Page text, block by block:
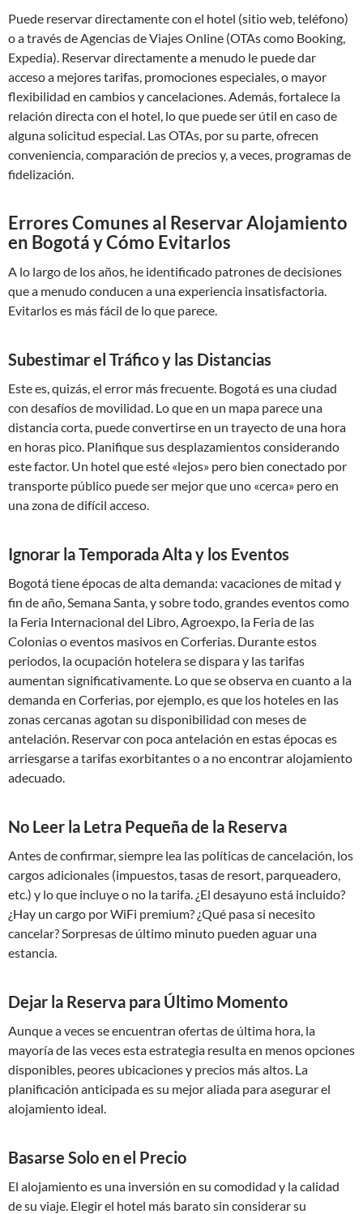
Puede reservar directamente con el hotel (sitio web, teléfono)
o a través de Agencias de Viajes Online (OTAs como Booking,
Expedia). Reservar directamente a menudo le puede dar
acceso a mejores tarifas, promociones especiales, o mayor
flexibilidad en cambios y cancelaciones. Además, fortalece la
relación directa con el hotel, lo que puede ser útil en caso de
alguna solicitud especial. Las OTAs, por su parte, ofrecen
conveniencia, comparación de precios y, a veces, programas de
fidelización.
Errores Comunes al Reservar Alojamiento
en Bogotá y Cómo Evitarlos
A lo largo de los años, he identificado patrones de decisiones
que a menudo conducen a una experiencia insatisfactoria.
Evitarlos es más fácil de lo que parece.
Subestimar el Tráfico y las Distancias
Este es, quizás, el error más frecuente. Bogotá es una ciudad
con desafíos de movilidad. Lo que en un mapa parece una
distancia corta, puede convertirse en un trayecto de una hora
en horas pico. Planifique sus desplazamientos considerando
este factor. Un hotel que esté «lejos» pero bien conectado por
transporte público puede ser mejor que uno «cerca» pero en
una zona de difícil acceso.
Ignorar la Temporada Alta y los Eventos
Bogotá tiene épocas de alta demanda: vacaciones de mitad y
fin de año, Semana Santa, y sobre todo, grandes eventos como
la Feria Internacional del Libro, Agroexpo, la Feria de las
Colonias o eventos masivos en Corferias. Durante estos
periodos, la ocupación hotelera se dispara y las tarifas
aumentan significativamente. Lo que se observa en cuanto a la
demanda en Corferias, por ejemplo, es que los hoteles en las
zonas cercanas agotan su disponibilidad con meses de
antelación. Reservar con poca antelación en estas épocas es
arriesgarse a tarifas exorbitantes o a no encontrar alojamiento
adecuado.
No Leer la Letra Pequeña de la Reserva
Antes de confirmar, siempre lea las políticas de cancelación, los
cargos adicionales (impuestos, tasas de resort, parqueadero,
etc.) y lo que incluye o no la tarifa. ¿El desayuno está incluido?
¿Hay un cargo por WiFi premium? ¿Qué pasa si necesito
cancelar? Sorpresas de último minuto pueden aguar una
estancia.
Dejar la Reserva para Último Momento
Aunque a veces se encuentran ofertas de última hora, la
mayoría de las veces esta estrategia resulta en menos opciones
disponibles, peores ubicaciones y precios más altos. La
planificación anticipada es su mejor aliada para asegurar el
alojamiento ideal.
Basarse Solo en el Precio
El alojamiento es una inversión en su comodidad y la calidad
de su viaje. Elegir el hotel más barato sin considerar su